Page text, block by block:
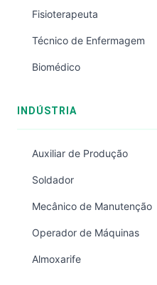
Fisioterapeuta
Técnico de Enfermagem
Biomédico
INDÚSTRIA
Auxiliar de Produção
Soldador
Mecânico de Manutenção
Operador de Máquinas
Almoxarife